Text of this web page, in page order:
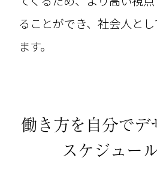
ることができ、社会人と
ます。
働き方を自分でデ
スケジュー